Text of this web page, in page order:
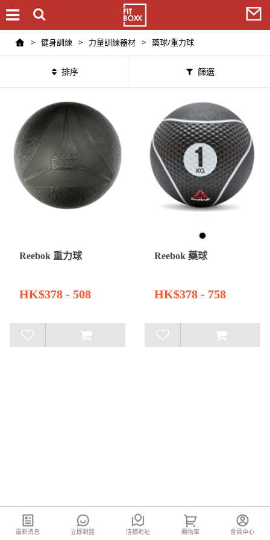
> 健身訓練 > 力量訓練器材 > 藥球/重力球
排序 篩選
Reebok 重力球
HK$378 - 508
Reebok 藥球
HK$378 - 758
最新消息 立即對話 店鋪地址 購物車 會員中心